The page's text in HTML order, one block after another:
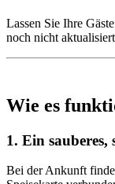
Lassen Sie Ihre
noch nicht
Wie es
1. Ein sauberes,
Bei der Ankunft